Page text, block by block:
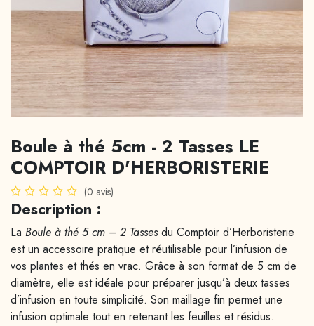
Boule à thé 5cm - 2 Tasses LE
COMPTOIR D'HERBORISTERIE
(0 avis)
Description :
La Boule à thé 5 cm – 2 Tassesdu Comptoir d’Herboristerie
est un accessoire pratique et réutilisable pour l’infusion de
vos plantes et thés en vrac. Grâce à son format de 5 cm de
diamètre, elle est idéale pour préparer jusqu’à deux tasses
d’infusion en toute simplicité. Son maillage fin permet une
infusion optimale tout en retenant les feuilles et résidus.